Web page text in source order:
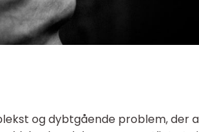
og dybtgående problem, der